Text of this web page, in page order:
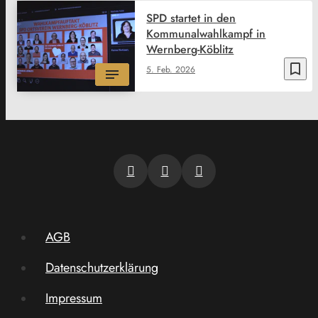
bookmark_border
5. Feb. 2026
SPD startet in den
Kommunalwahlkampf in
Wernberg-Köblitz
AGB
Datenschutzerklärung
Impressum